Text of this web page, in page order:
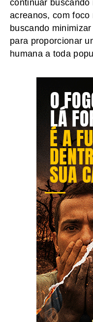
continuar
acreanos, com
buscando
para proporcionar
humana a toda